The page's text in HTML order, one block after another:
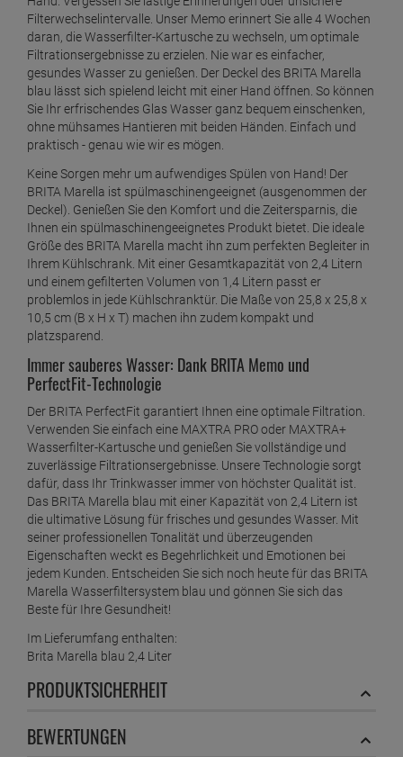
Filterwechselintervalle. Unser Memo erinnert Sie alle 4 Wochen
daran, die Wasserfilter-Kartusche zu wechseln, um optimale
Filtrationsergebnisse zu erzielen. Nie war es einfacher,
gesundes Wasser zu genießen. Der Deckel des BRITA Marella
blau lässt sich spielend leicht mit einer Hand öffnen. So können
Sie Ihr erfrischendes Glas Wasser ganz bequem einschenken,
ohne mühsames Hantieren mit beiden Händen. Einfach und
praktisch - genau wie wir es mögen.
Keine Sorgen mehr um aufwendiges Spülen von Hand! Der
BRITA Marella ist spülmaschinengeeignet (ausgenommen der
Deckel). Genießen Sie den Komfort und die Zeitersparnis, die
Ihnen ein spülmaschinengeeignetes Produkt bietet. Die ideale
Größe des BRITA Marella macht ihn zum perfekten Begleiter in
Ihrem Kühlschrank. Mit einer Gesamtkapazität von 2,4 Litern
und einem gefilterten Volumen von 1,4 Litern passt er
problemlos in jede Kühlschranktür. Die Maße von 25,8 x 25,8 x
10,5 cm (B x H x T) machen ihn zudem kompakt und
platzsparend.
Immer sauberes Wasser: Dank BRITA Memo und
PerfectFit-Technologie
Der BRITA PerfectFit garantiert Ihnen eine optimale Filtration.
Verwenden Sie einfach eine MAXTRA PRO oder MAXTRA+
Wasserfilter-Kartusche und genießen Sie vollständige und
zuverlässige Filtrationsergebnisse. Unsere Technologie sorgt
dafür, dass Ihr Trinkwasser immer von höchster Qualität ist.
Das BRITA Marella blau mit einer Kapazität von 2,4 Litern ist
die ultimative Lösung für frisches und gesundes Wasser. Mit
seiner professionellen Tonalität und überzeugenden
Eigenschaften weckt es Begehrlichkeit und Emotionen bei
jedem Kunden. Entscheiden Sie sich noch heute für das BRITA
Marella Wasserfiltersystem blau und gönnen Sie sich das
Beste für Ihre Gesundheit!
Im Lieferumfang enthalten:
Brita Marella blau 2,4 Liter
PRODUKTSICHERHEIT
BEWERTUNGEN